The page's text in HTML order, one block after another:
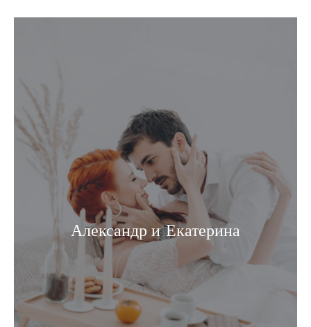
Александр и Екатерина